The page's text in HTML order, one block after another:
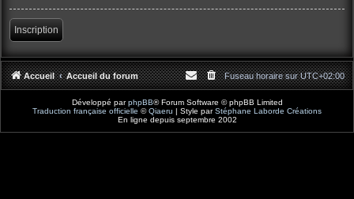
Inscription
Accueil Accueil du forum Fuseau horaire surUTC+02:00
Développé parphpBB® Forum Software © phpBB Limited
Traduction française officielle ©Qiaeru | Style parStéphane Laborde Créations
En ligne depuis septembre 2002